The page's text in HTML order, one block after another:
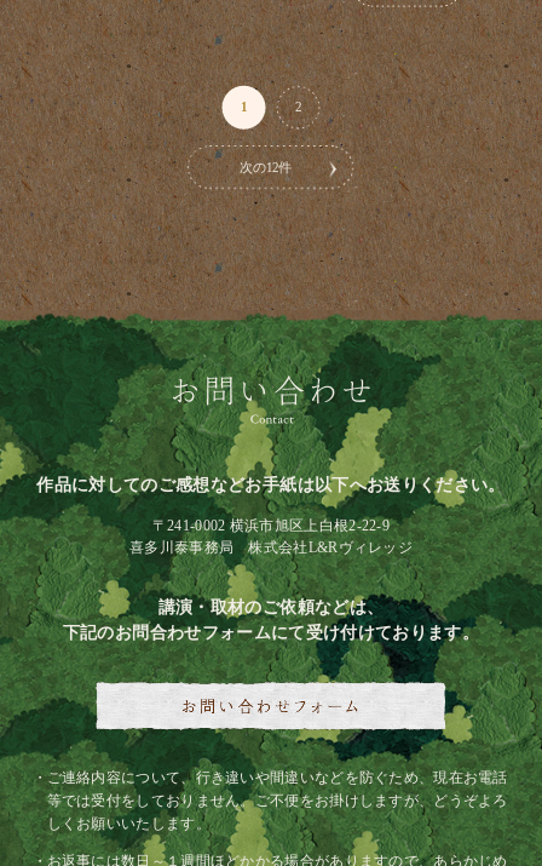
1 2
次の12件
作品に対してのご感想などお手紙は以下へお送りください。
〒241-0002 横浜市旭区上白根2-22-9
喜多川泰事務局 株式会社L&Rヴィレッジ
講演・取材のご依頼などは、
下記のお問合わせフォームにて受け付けております。
ご連絡内容について、行き違いや間違いなどを防ぐため、現在お電話
等では受付をしておりません。ご不便をお掛けしますが、どうぞよろ
しくお願いいたします。
お返事には数日～１週間ほどかかる場合がありますので、あらかじめ